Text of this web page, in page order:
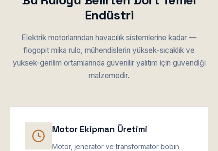
Endüstri
Elektrik motorlarından havacılık sistemlerine kadar —
flogopit mika rulo, mühendislerin yüksek-sıcaklık ve
yüksek-gerilim ortamlarında güvenilir yalıtım için güvendiği
malzemedir.
Motor Ekipman Üretimi
Motor, jeneratör ve transformatör bobin